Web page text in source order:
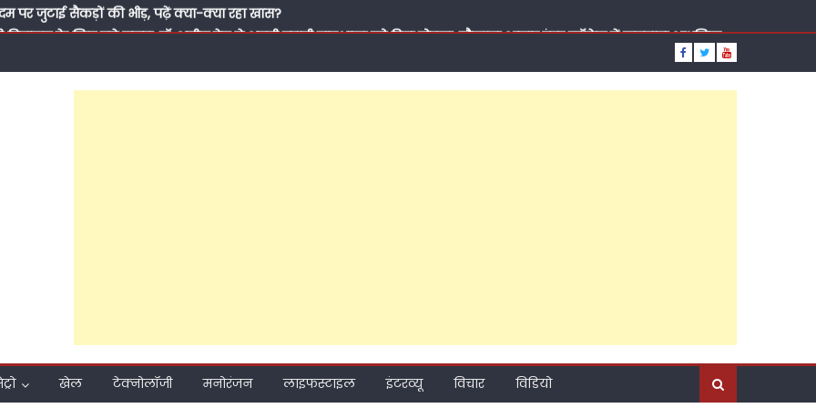
के लिए बने सहारा, डॉ. अनीस बेग ने अपनी पुरानी पाठशाला को दिया तोहफा, मौलाना आज़ाद इंटर कॉलेज में लगवाया आधुनिक
के ‘पितामह’ के सम्मान में नेताओं का जमावड़ा, 71 साल के हुए सपा के राष्ट्रीय सचिव वीरपाल सिंह यादव, सुबह पूर्व ब्लॉक प्रमुख चंद्रसेन
सांसद प्रवीण सिंह ऐरन के पीडीए जनसंवाद कार्यक्रम में भी मनाया गया जन्मदिन, रात को राजेश अग्रवाल ने कराया मुंह मीठा, पढ़ें कैसा
तक: क्या 2027 की जीत के लिए अखिलेश यादव बदल रहे हैं समाजवादी पार्टी की राजनीति?, ब्राह्मण सम्मेलन के जरिए नया संदेश,
खेल टेक्नोलॉजी मनोरंजन लाइफस्टाइल इंटरव्यू विचार विडियो